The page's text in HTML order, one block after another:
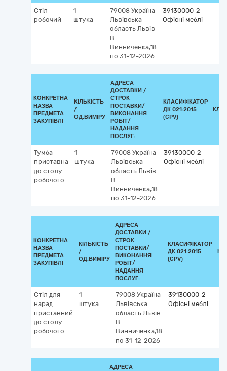
Стіл
робочий
1
штука
79008 Україна
Львівська
область Львів
В.
Винниченка,18
по 31-12-2026
39130000-2
Офісні меблі
КОНКРЕТНА
НАЗВА
ПРЕДМЕТА
ЗАКУПІВЛІ
КІЛЬКІСТЬ
/
ОД.ВИМІРУ
АДРЕСА
ДОСТАВКИ /
СТРОК
ПОСТАВКИ/
ВИКОНАННЯ
РОБІТ/
НАДАННЯ
ПОСЛУГ:
КЛАСИФІКАТОР
ДК 021:2015
(CPV)
Тумба
приставна
до столу
робочого
1
штука
79008 Україна
Львівська
область Львів
В.
Винниченка,18
по 31-12-2026
39130000-2
Офісні меблі
КОНКРЕТНА
НАЗВА
ПРЕДМЕТА
ЗАКУПІВЛІ
КІЛЬКІСТЬ
/
ОД.ВИМІРУ
АДРЕСА
ДОСТАВКИ /
СТРОК
ПОСТАВКИ/
ВИКОНАННЯ
РОБІТ/
НАДАННЯ
ПОСЛУГ:
КЛАСИФІКАТОР
ДК 021:2015
(CPV)
Стіл для
нарад
приставний
до столу
робочого
1
штука
79008 Україна
Львівська
область Львів
В.
Винниченка,18
по 31-12-2026
39130000-2
Офісні меблі
АДРЕСА